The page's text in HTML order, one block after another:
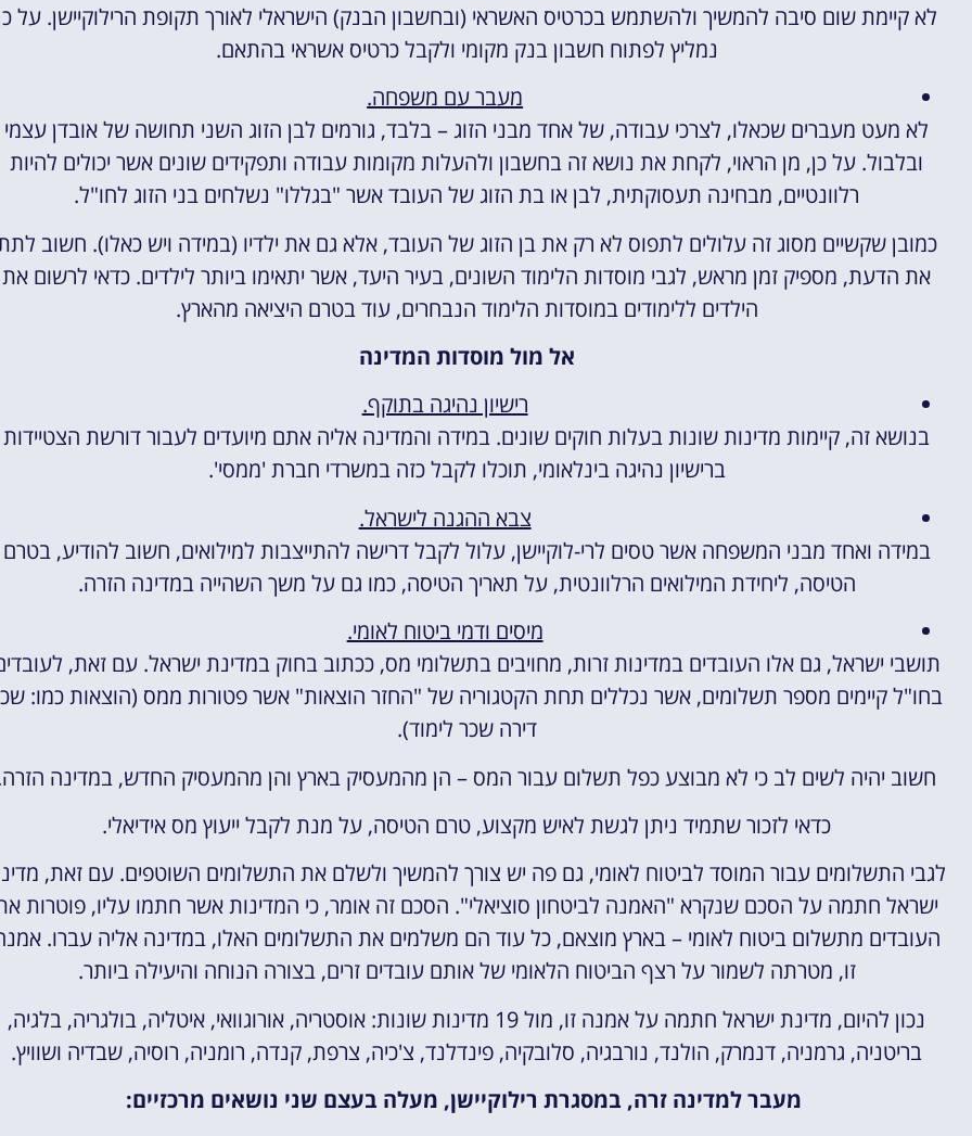
לא קיימת שום סיבה להמשיך ולהשתמש בכרטיס האשראי (ובחשבון הבנק) הישראלי לאורך תקופת הרילוקיישן. על
נמליץ לפתוח חשבון בנק מקומי ולקבל כרטיס אשראי בהתאם.
מעבר עם משפחה.
לא מעט מעברים שכאלו, לצרכי עבודה, של אחד מבני הזוג – בלבד, גורמים לבן הזוג השני תחושה של אובדן עצמי
ובלבול. על כן, מן הראוי, לקחת את נושא זה בחשבון ולהעלות מקומות עבודה ותפקידים שונים אשר יכולים להיות
רלוונטיים, מבחינה תעסוקתית, לבן או בת הזוג של העובד אשר "בגללו" נשלחים בני הזוג לחו"ל.
כמובן שקשיים מסוג זה עלולים לתפוס לא רק את בן הזוג של העובד, אלא גם את ילדיו (במידה ויש כאלו). חשוב
את הדעת, מספיק זמן מראש, לגבי מוסדות הלימוד השונים, בעיר היעד, אשר יתאימו ביותר לילדים. כדאי לרשום את
הילדים ללימודים במוסדות הלימוד הנבחרים, עוד בטרם היציאה מהארץ.
אל מול מוסדות המדינה
רישיון נהיגה בתוקף.
בנושא זה, קיימות מדינות שונות בעלות חוקים שונים. במידה והמדינה אליה אתם מיועדים לעבור דורשת הצטיידות
ברישיון נהיגה בינלאומי, תוכלו לקבל כזה במשרדי חברת 'ממסי'.
צבא ההגנה לישראל.
במידה ואחד מבני המשפחה אשר טסים לרי-לוקיישן, עלול לקבל דרישה להתייצבות למילואים, חשוב להודיע, בטרם
הטיסה, ליחידת המילואים הרלוונטית, על תאריך הטיסה, כמו גם על משך השהייה במדינה הזרה.
מיסים ודמי ביטוח לאומי.
תושבי ישראל, גם אלו העובדים במדינות זרות, מחויבים בתשלומי מס, ככתוב בחוק במדינת ישראל. עם זאת,
בחו"ל קיימים מספר תשלומים, אשר נכללים תחת הקטגוריה של "החזר הוצאות" אשר פטורות ממס (הוצאות כמו:
דירה שכר לימוד).
חשוב יהיה לשים לב כי לא מבוצע כפל תשלום עבור המס – הן מהמעסיק בארץ והן מהמעסיק החדש, במדינה
כדאי לזכור שתמיד ניתן לגשת לאיש מקצוע, טרם הטיסה, על מנת לקבל ייעוץ מס אידיאלי.
לגבי התשלומים עבור המוסד לביטוח לאומי, גם פה יש צורך להמשיך ולשלם את התשלומים השוטפים. עם זאת,
ישראל חתמה על הסכם שנקרא "האמנה לביטחון סוציאלי". הסכם זה אומר, כי המדינות אשר חתמו עליו, פוטרות
העובדים מתשלום ביטוח לאומי – בארץ מוצאם, כל עוד הם משלמים את התשלומים האלו, במדינה אליה עברו.
זו, מטרתה לשמור על רצף הביטוח הלאומי של אותם עובדים זרים, בצורה הנוחה והיעילה ביותר.
נכון להיום, מדינת ישראל חתמה על אמנה זו, מול 19 מדינות שונות: אוסטריה, אורוגוואי, איטליה, בולגריה, בלגיה,
בריטניה, גרמניה, דנמרק, הולנד, נורבגיה, סלובקיה, פינדלנד, צ'כיה, צרפת, קנדה, רומניה, רוסיה, שבדיה ושוויץ.
מעבר למדינה זרה, במסגרת רילוקיישן, מעלה בעצם שני נושאים מרכזיים: